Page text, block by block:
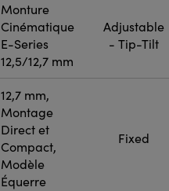
Monture
Cinématique
E-Series
12,5/12,7 mm
Adjustable
- Tip-Tilt
12,7 mm,
Montage
Direct et
Compact,
Modèle
Équerre
Fixed